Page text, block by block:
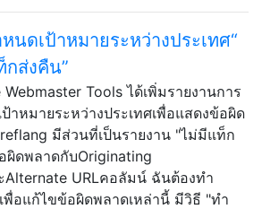
นดเป้าหมายระหว่างประเทศ“
ส่งคืน”
Webmaster Tools ได้เพิ่มรายงานการ
าหมายระหว่างประเทศเพื่อแสดงข้อผิด
มีส่วนที่เป็นรายงาน "ไม่มีแท็ก
ผิดพลาดกับOriginating
Alternate URLคอลัมน์ ฉันต้องทำ
พื่อแก้ไขข้อผิดพลาดเหล่านี้ มีวิธี "ทำ